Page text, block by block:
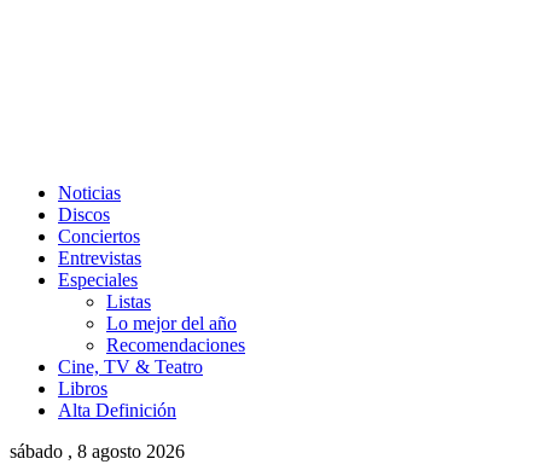
Noticias
Discos
Conciertos
Entrevistas
Especiales
Listas
Lo mejor del año
Recomendaciones
Cine, TV & Teatro
Libros
Alta Definición
sábado , 8 agosto 2026